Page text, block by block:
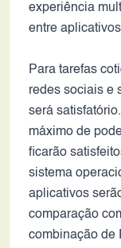
experiência
entre
Para tarefas
redes sociais e
será
máximo de
ficarão
sistema
aplicativos
comparação
combinação de